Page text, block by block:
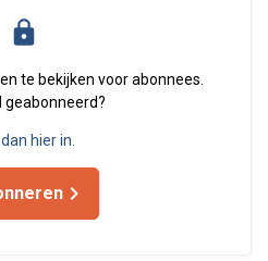
te bekijken voor abonnees.
geabonneerd?
hier in.